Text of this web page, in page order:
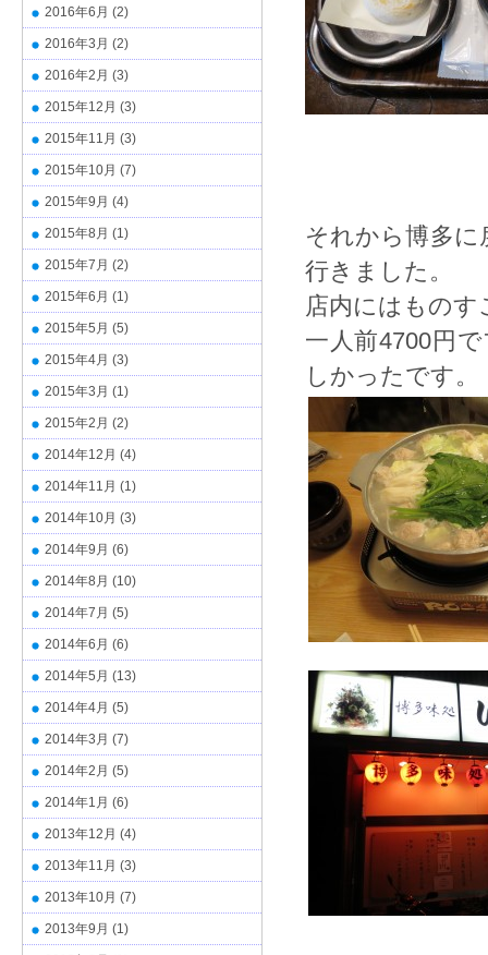
それから博多
行きました。
店内にはものす
一人前4700円
しかったです。
2016年6月 (2)
2016年3月 (2)
2016年2月 (3)
2015年12月 (3)
2015年11月 (3)
2015年10月 (7)
2015年9月 (4)
2015年8月 (1)
2015年7月 (2)
2015年6月 (1)
2015年5月 (5)
2015年4月 (3)
2015年3月 (1)
2015年2月 (2)
2014年12月 (4)
2014年11月 (1)
2014年10月 (3)
2014年9月 (6)
2014年8月 (10)
2014年7月 (5)
2014年6月 (6)
2014年5月 (13)
2014年4月 (5)
2014年3月 (7)
2014年2月 (5)
2014年1月 (6)
2013年12月 (4)
2013年11月 (3)
2013年10月 (7)
2013年9月 (1)